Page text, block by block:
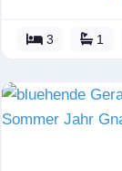
3 1